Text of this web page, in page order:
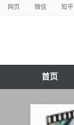
网页 微信 知乎
首页